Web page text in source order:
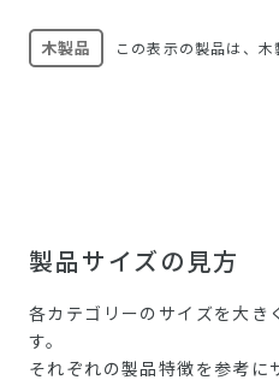
木製品 この表示の製品は、木
製品サイズの見方
各カテゴリーのサイズを大
す。
それぞれの製品特徴を参考に